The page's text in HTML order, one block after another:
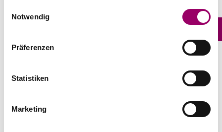
Notwendig
Präferenzen
Statistiken
Marketing€ 3,50 *
GM CP Cuttermesser